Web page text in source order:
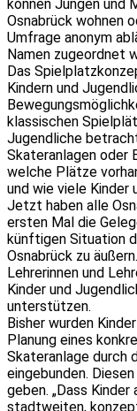
können Jungen und
Osnabrück wohnen
Umfrage anonym
Namen zugeordnet
Das
Kindern und
klassischen
Jugendliche
Skateranlagen oder
welche Plätze
und wie viele Kinder
Jetzt haben alle
ersten Mal die
künftigen Situation
Osnabrück zu
Lehrerinnen und
Kinder und
unterstützen.
Bisher wurden
Planung eines
Skateranlage durch
eingebunden.
geben. „Dass
stadtweiten,